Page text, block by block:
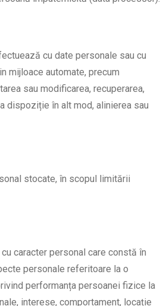
cu date personale sau cu
mijloace automate, precum
sau modificarea, recuperarea,
dispoziție în alt mod, alinierea sau
stocate, în scopul limitării
caracter personal care constă în
personale referitoare la o
performanța persoanei fizice la
interese, comportament, locație